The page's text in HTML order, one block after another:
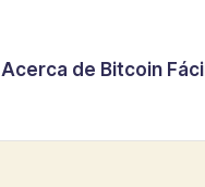
Acerca de Bitcoin Fácil